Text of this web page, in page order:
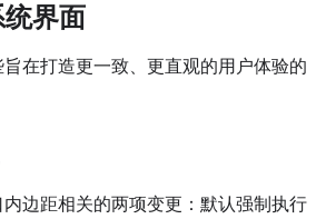
界面
在打造更一致、更直观的用户体验的
边距相关的两项变更：默认强制执行